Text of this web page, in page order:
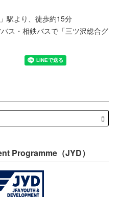
駅より、徒歩約15分
ス・相鉄バスで「三ツ沢総合グ
Programme（JYD）